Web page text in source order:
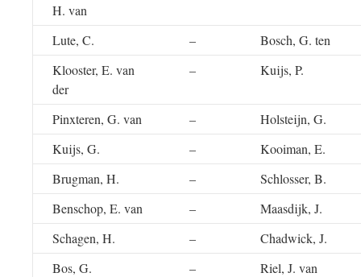
H. van
Lute, C. –
Bosch, G. ten
Klooster, E. van
der
– Kuijs, P.
Pinxteren, G. van –
Holsteijn, G.
Kuijs, G.
–
Kooiman, E.
Brugman, H.
–
Schlosser, B.
Benschop, E. van
–
Maasdijk, J.
Schagen, H.
–
Chadwick, J.
Bos, G.
–
Riel, J. van